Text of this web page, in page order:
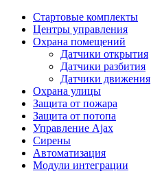
Стартовые комплекты
Центры управления
Охрана помещений
Датчики открытия
Датчики разбития
Датчики движения
Охрана улицы
Защита от пожара
Защита от потопа
Управление Ajax
Сирены
Автоматизация
Модули интеграции